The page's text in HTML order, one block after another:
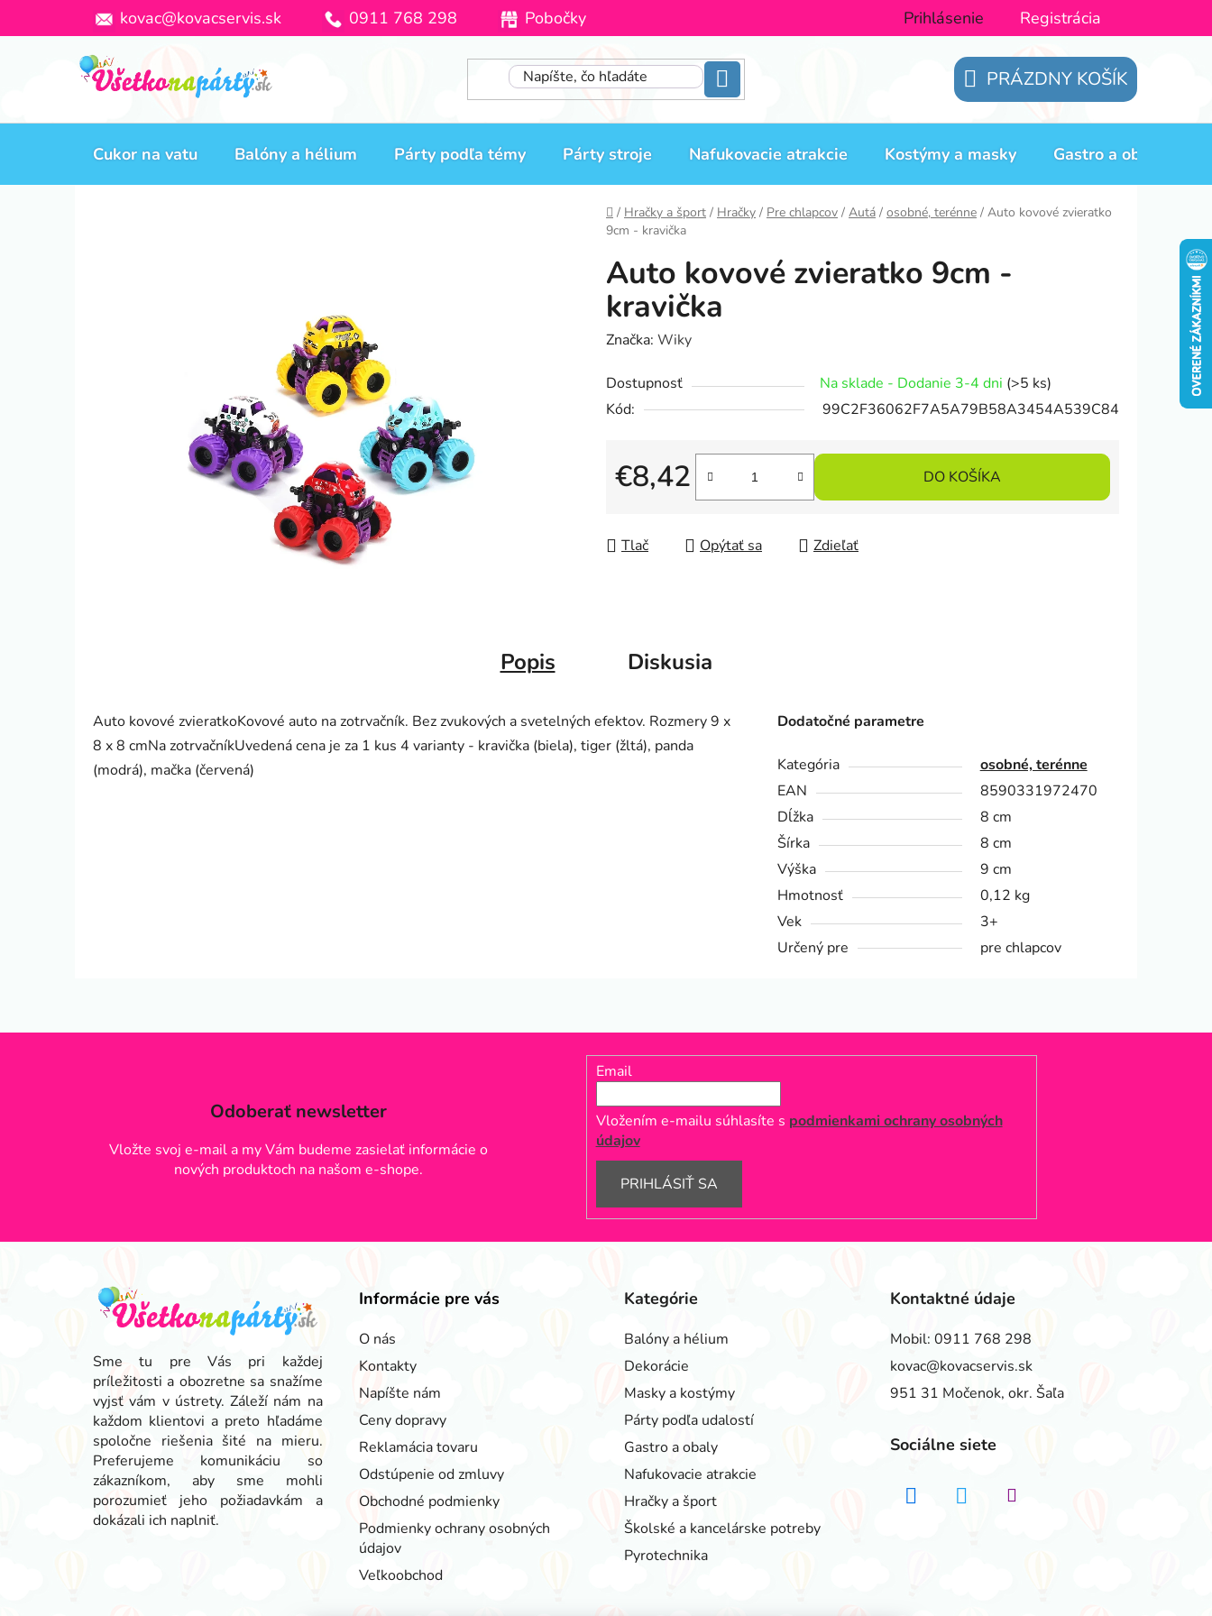
kovac@kovacservis.sk 0911 768 298 Pobočky Prihlásenie Registrácia
NÁKUPNÝ
KOŠÍK
PRÁZDNY KOŠÍK
Cukor na vatu Balóny a hélium Párty podľa témy Párty stroje Nafukovacie atrakcie Kostýmy a masky Gastro a obaly
Domov
/ Hračky a šport / Hračky / Pre chlapcov / Autá / osobné, terénne / Auto kovové zvieratko
9cm - kravička
Auto kovové zvieratko 9cm -
kravička
Značka: Wiky
Dostupnosť Na sklade - Dodanie 3-4 dni (>5 ks)
Kód:
99C2F36062F7A5A79B58A3454A539C84
€8,42
Jednotková cena:
DO KOŠÍKA
Tlač Opýtať sa Zdieľať
Popis Diskusia
Auto kovové zvieratkoKovové auto na zotrvačník. Bez zvukových a svetelných efektov. Rozmery 9 x
8 x 8 cmNa zotrvačníkUvedená cena je za 1 kus 4 varianty - kravička (biela), tiger (žltá), panda
(modrá), mačka (červená)
Dodatočné parametre
Kategória
osobné, terénne
EAN
8590331972470
Dĺžka
8 cm
Šírka
8 cm
Výška
9 cm
Hmotnosť
0,12 kg
Vek
3+
Určený pre
pre chlapcov
Odoberať newsletter
Vložte svoj e-mail a my Vám budeme zasielať informácie o
nových produktoch na našom e-shope.
Email
Vložením e-mailu súhlasíte s podmienkami ochrany osobných
údajov
PRIHLÁSIŤ SA
Sme tu pre Vás pri každej
príležitosti a obozretne sa snažíme
vyjsť vám v ústrety. Záleží nám na
každom klientovi a preto hľadáme
spoločne riešenia šité na mieru.
Preferujeme komunikáciu so
zákazníkom, aby sme mohli
porozumieť jeho požiadavkám a
dokázali ich naplniť.
Informácie pre vás
O nás
Kontakty
Napíšte nám
Ceny dopravy
Reklamácia tovaru
Odstúpenie od zmluvy
Obchodné podmienky
Podmienky ochrany osobných
údajov
Veľkoobchod
Kategórie
Balóny a hélium
Dekorácie
Masky a kostýmy
Párty podľa udalostí
Gastro a obaly
Nafukovacie atrakcie
Hračky a šport
Školské a kancelárske potreby
Pyrotechnika
Kontaktné údaje
Mobil: 0911 768 298
kovac@kovacservis.sk
951 31 Močenok, okr. Šaľa
Sociálne siete